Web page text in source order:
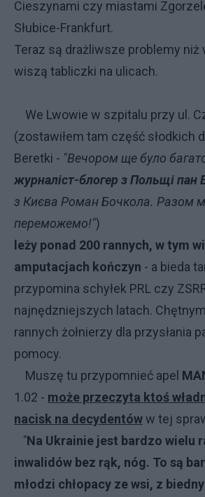
Cieszynami czy miastami
Słubice-Frankfurt.
Teraz są drażliwsze problemy niż
wiszą tabliczki na ulicach.
We Lwowie w szpitalu przy ul.
(zostawiłem tam część słodkich
Beretki - "Вечором ще було
журналіст-блогер з Польщі пан
з Києва Роман Бочкола. Разом
переможемо!")
leży ponad 200 rannych, w tym
amputacjach kończyn - a bieda
przypomina schyłek PRL czy
najnędzniejszych latach.
rannych żołnierzy dla przysłania
pomocy.
Muszę tu przypomnieć apel
1.02 - może przeczyta ktoś
nacisk na decydentóww tej
"Na Ukrainie jest bardzo wielu
inwalidów bez rąk, nóg. To są
młodzi chłopacy ze wsi, z